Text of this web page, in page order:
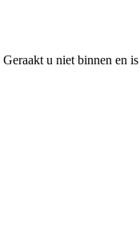
u niet binnen en